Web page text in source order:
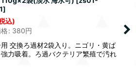
]
込)
: 380円
用 交換ろ過材2袋入り。ニゴリ・黄ば
力吸着。ろ過バクテリア繁殖で汚れ